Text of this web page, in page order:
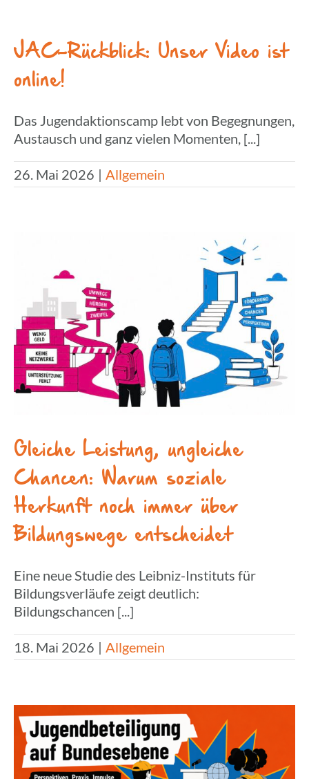
JAC-Rück­blick: Unser Video ist
online!
Das Jugendaktionscamp lebt von Begegnungen,
Austausch und ganz vielen Momenten, [...]
26. Mai 2026 | Allgemein
Gleiche Leis­tung, unglei­che
Chancen: Warum soziale
Herkunft noch immer über
Bildungs­wege entscheidet
Eine neue Studie des Leibniz-Instituts für
Bildungsverläufe zeigt deutlich:
Bildungschancen [...]
18. Mai 2026 | Allgemein